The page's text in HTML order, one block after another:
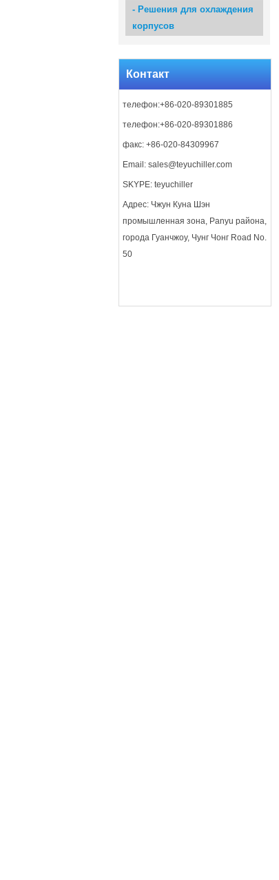
- Решения для охлаждения
корпусов
Контакт
телефон:+86-020-89301885
телефон:+86-020-89301886
факс: +86-020-84309967
Email: sales@teyuchiller.com
SKYPE: teyuchiller
Адрес: Чжун Куна Шэн
промышленная зона, Panyu района,
города Гуанчжоу, Чунг Чонг Road No.
50